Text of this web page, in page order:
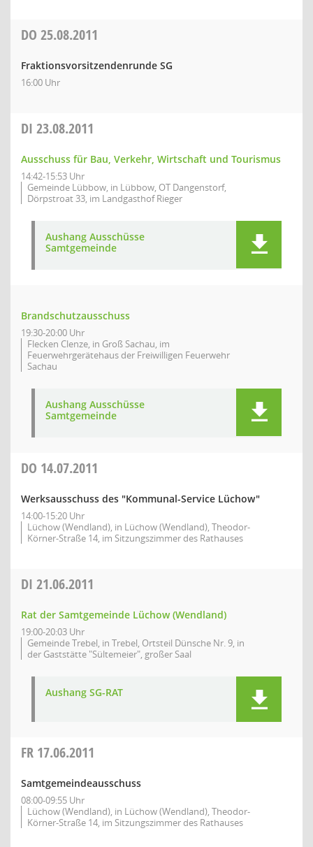
DO 25.08.2011
Fraktionsvorsitzendenrunde SG
16:00 Uhr
DI 23.08.2011
Ausschuss für Bau, Verkehr, Wirtschaft und Tourismus
14:42-15:53 Uhr
Gemeinde Lübbow, in Lübbow, OT Dangenstorf,
Dörpstroat 33, im Landgasthof Rieger
Aushang Ausschüsse
Samtgemeinde
Brandschutzausschuss
19:30-20:00 Uhr
Flecken Clenze, in Groß Sachau, im
Feuerwehrgerätehaus der Freiwilligen Feuerwehr
Sachau
Aushang Ausschüsse
Samtgemeinde
DO 14.07.2011
Werksausschuss des "Kommunal-Service Lüchow"
14:00-15:20 Uhr
Lüchow (Wendland), in Lüchow (Wendland), Theodor-
Körner-Straße 14, im Sitzungszimmer des Rathauses
DI 21.06.2011
Rat der Samtgemeinde Lüchow (Wendland)
19:00-20:03 Uhr
Gemeinde Trebel, in Trebel, Ortsteil Dünsche Nr. 9, in
der Gaststätte "Sültemeier", großer Saal
Aushang SG-RAT
FR 17.06.2011
Samtgemeindeausschuss
08:00-09:55 Uhr
Lüchow (Wendland), in Lüchow (Wendland), Theodor-
Körner-Straße 14, im Sitzungszimmer des Rathauses